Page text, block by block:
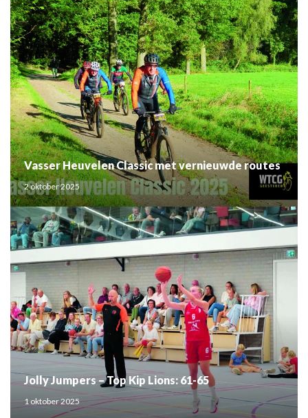
Vasser Heuvelen Classic met vernieuwde routes
2 oktober 2025
Jolly Jumpers – Top Kip Lions: 61-65
1 oktober 2025